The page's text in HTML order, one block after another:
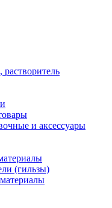
и аксессуары
(гильзы)